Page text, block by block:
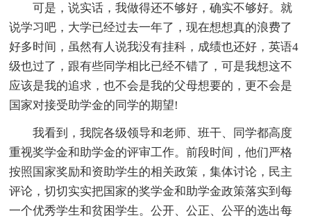
可是，说实话，我做得还不够好，确实不够好。就
说学习吧，大学已经过去一年了，现在想想真的浪费了
好多时间，虽然有人说我没有挂科，成绩也还好，英语4
级也过了，跟有些同学相比已经不错了，可是我想这不
应该是我的追求，也不会是我的父母想要的，更不会是
国家对接受助学金的同学的期望!
我看到，我院各级领导和老师、班干、同学都高度
重视奖学金和助学金的评审工作。前段时间，他们严格
按照国家奖励和资助学生的相关政策，集体讨论，民主
评论，切切实实把国家的奖学金和助学金政策落实到每
一个优秀学生和贫困学生。公开、公正、公平的选出每